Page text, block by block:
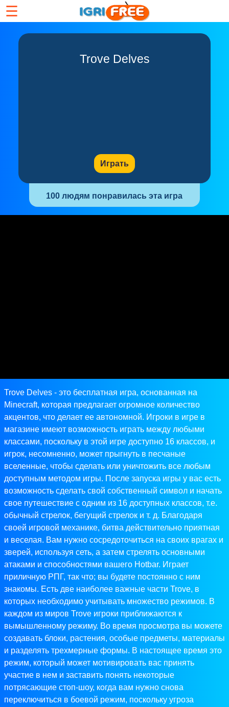
☰
Trove Delves
Играть
100 людям понравилась эта игра
Trove Delves - это бесплатная игра, основанная на
Minecraft, которая предлагает огромное количество
акцентов, что делает ее автономной. Игроки в игре в
магазине имеют возможность играть между любыми
классами, поскольку в этой игре доступно 16 классов, и
игрок, несомненно, может прыгнуть в песчаные
вселенные, чтобы сделать или уничтожить все любым
доступным методом игры. После запуска игры у вас есть
возможность сделать свой собственный символ и начать
свое путешествие с одним из 16 доступных классов, т.е.
обычный стрелок, бегущий стрелок и т. д. Благодаря
своей игровой механике, битва действительно приятная
и веселая. Вам нужно сосредоточиться на своих врагах и
зверей, используя сеть, а затем стрелять основными
атаками и способностями вашего Hotbar. Играет
приличную РПГ, так что; вы будете постоянно с ним
знакомы. Есть две наиболее важные части Trove, в
которых необходимо учитывать множество режимов. В
каждом из миров Trove игроки приближаются к
вымышленному режиму. Во время просмотра вы можете
создавать блоки, растения, особые предметы, материалы
и разделять трехмерные формы. В настоящее время это
режим, который может мотивировать вас принять
участие в нем и заставить понять некоторые
потрясающие стоп-шоу, когда вам нужно снова
переключиться в боевой режим, поскольку угроза